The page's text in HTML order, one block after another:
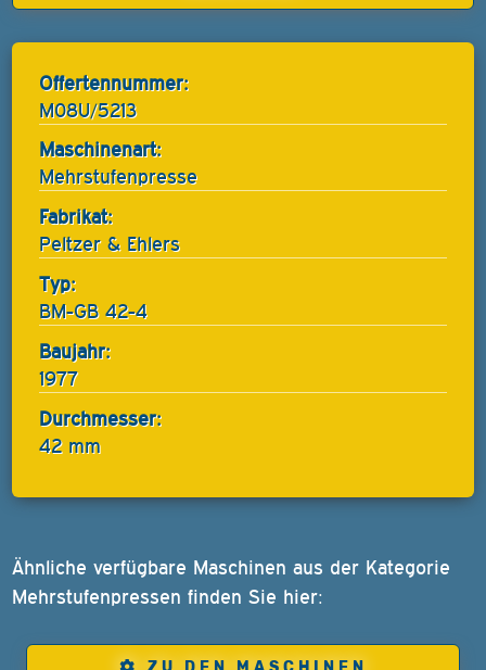
Offertennummer:
M08U/5213
Maschinenart:
Mehrstufenpresse
Fabrikat:
Peltzer & Ehlers
Typ:
BM-GB 42-4
Baujahr:
1977
Durchmesser:
42 mm
Ähnliche verfügbare Maschinen aus der Kategorie
Mehrstufenpressen finden Sie hier: